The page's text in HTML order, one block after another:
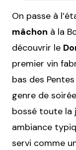
On passe à
mâchon à la
découvrir le
premier vin
bas des
genre de
bossé toute la
ambiance
servi comme